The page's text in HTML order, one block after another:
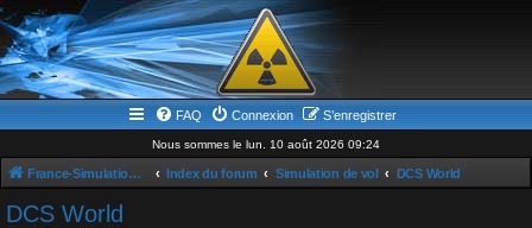
FAQ Connexion S’enregistrer
Nous sommes le lun. 10 août 2026 09:24
France-Simulation / Simulation-france-magazine.com Index du forum Simulation de vol DCS World
DCS World